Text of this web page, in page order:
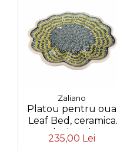
Zaliano
Platou pentru oua
Leaf Bed, ceramica
smaltuita, pictat
manual, 24,0 cm
235,00 Lei